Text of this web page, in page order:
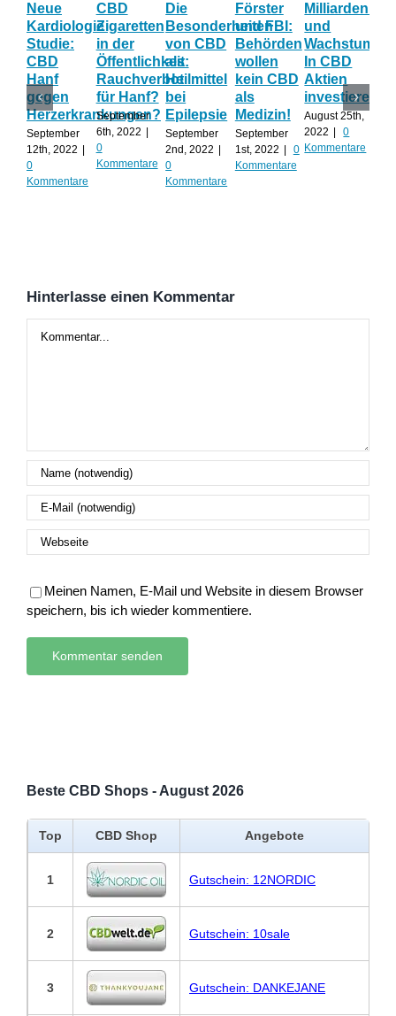
Neue
Kardiologie
Studie:
CBD
Hanf
gegen
Herzerkrankungen?
September
12th, 2022
0
Kommentare
CBD
Zigaretten
in der
Öffentlichkeit:
Rauchverbot
für Hanf?
September
6th, 2022
0
Kommentare
Die
Besonderheiten
von CBD
als
Heilmittel
bei
Epilepsie
September
2nd, 2022
0
Kommentare
Förster
und FBI:
Behörden
wollen
kein CBD
als
Medizin!
September
1st, 2022
0
Kommentare
und
Wachstum:
In CBD
Aktien
investieren?
August 25th,
2022
0
Kommentare
Hinterlasse einen Kommentar
Meinen Namen, E-Mail und Website in diesem Browser
speichern, bis ich wieder kommentiere.
Beste CBD Shops - August 2026
Top CBD Shop Angebote
1 Gutschein: 12NORDIC
2 Gutschein: 10sale
3 Gutschein: DANKEJANE